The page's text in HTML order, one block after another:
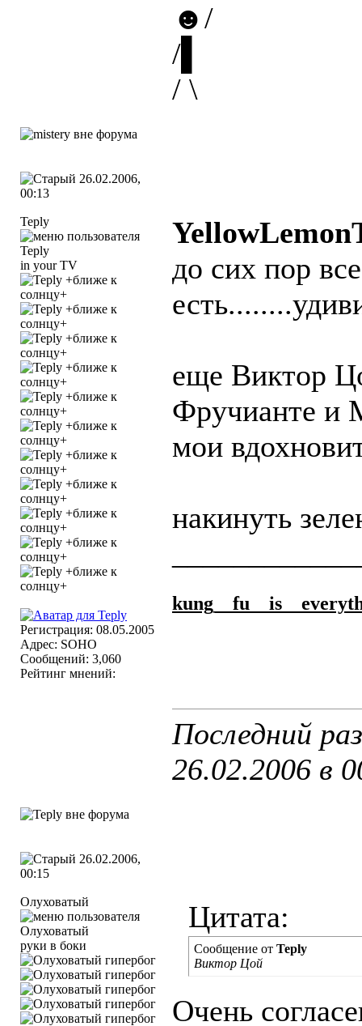
☻/
/▌
/ \
26.02.2006,
00:13
Teply
in your TV
Регистрация: 08.05.2005
Адрес: SOHO
Сообщений: 3,060
Рейтинг мнений:
до сих пор
еще Виктор
Фручианте и
мои
накинуть
kung_ _fu_ _is_
Последний
26.02.2006 в
26.02.2006,
00:15
Олуховатый
руки в боки
Цитата:
Сообщение от Teply
Виктор Цой
Очень